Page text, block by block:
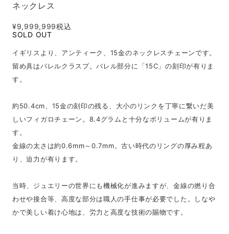
ネックレス
¥9,999,999税込
SOLD OUT
イギリスより、アンティーク、15金のネックレスチェーンです。
留め具はバレルクラスプ。バレル部分に「15C」の刻印が有りま
す。
約50.4cm、15金の刻印の残る、大小のリンクを丁寧に繋いだ美
しいフィガロチェーン。8.4グラムと十分なボリュームが有りま
す。
金線の太さは約0.6mm～0.7mm。古い時代のリングの厚み程あ
り、迫力が有ります。
当時、ジュエリーの世界にも機械化が進みますが、金線の撚り合
わせや接合等、高度な部分は職人の手仕事が必要でした。しなや
かで美しい着け心地は、労力と高度な技術の賜物です。